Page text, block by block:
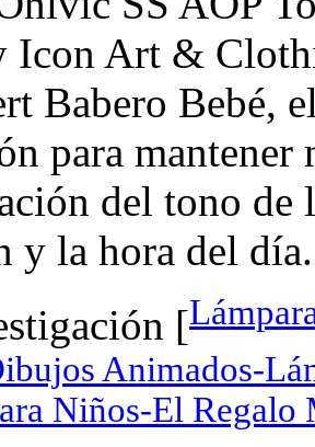
Icon Art &
Babero Bebé,
para mantener
del tono de
y la hora del día.
[
Animados-
Niños-El Regalo